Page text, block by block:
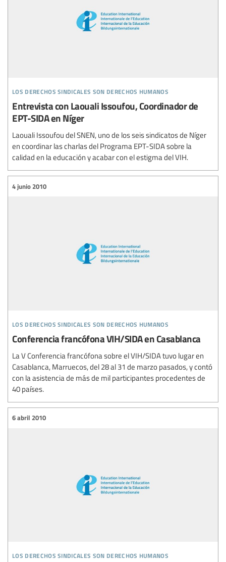
los derechos sindicales son derechos humanos
Entrevista con Laouali Issoufou, Coordinador de
EPT-SIDA en Níger
Laouali Issoufou del SNEN, uno de los seis sindicatos de Níger
en coordinar las charlas del Programa EPT-SIDA sobre la
calidad en la educación y acabar con el estigma del VIH.
los derechos sindicales son derechos humanos
4 junio 2010
Conferencia francófona VIH/SIDA en Casablanca
La V Conferencia francófona sobre el VIH/SIDA tuvo lugar en
Casablanca, Marruecos, del 28 al 31 de marzo pasados, y contó
con la asistencia de más de mil participantes procedentes de
40 países.
los derechos sindicales son derechos humanos
6 abril 2010